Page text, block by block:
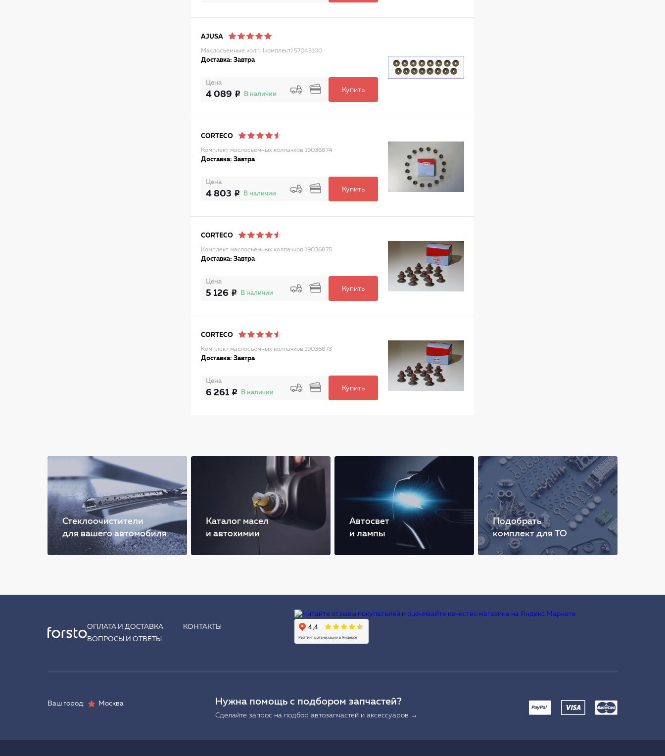
AJUSA
Маслосъемные колп. (комплект) 57043100
Доставка: Завтра
Цена
4 089 В наличии
Купить
CORTECO
Комплект маслосъемных колпачков 19036874
Доставка: Завтра
Цена
4 803 В наличии
Купить
CORTECO
Комплект маслосъемных колпачков 19036875
Доставка: Завтра
Цена
5 126 В наличии
Купить
CORTECO
Комплект маслосъемных колпачков 19036873
Доставка: Завтра
Цена
6 261 В наличии
Купить
Стеклоочистители
для вашего автомобиля
Каталог масел
и автохимии
Автосвет
и лампы
Подобрать
комплект для ТО
ОПЛАТА И ДОСТАВКА
КОНТАКТЫ
ВОПРОСЫ И ОТВЕТЫ
Ваш город: Москва Нужна помощь с подбором запчастей?
Сделайте запрос на подбор автозапчастей и аксессуаров →